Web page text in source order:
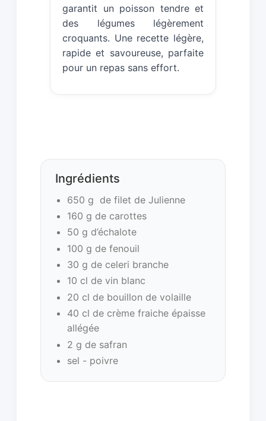
garantit un poisson tendre et
des légumes légèrement
croquants. Une recette légère,
rapide et savoureuse, parfaite
pour un repas sans effort.
Ingrédients
650 g de filet de Julienne
160 g de carottes
50 g d’échalote
100 g de fenouil
30 g de celeri branche
10 cl de vin blanc
20 cl de bouillon de volaille
40 cl de crème fraiche épaisse
allégée
2 g de safran
sel - poivre